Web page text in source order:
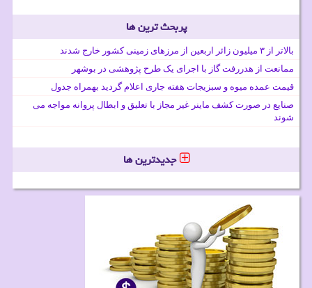
پربحث ترین ها
بالاتر از ۳ میلیون زائر اربعین از مرزهای زمینی کشور خارج شدند
ممانعت از هدررفت گاز با اجرای یک طرح پژوهشی در بوشهر
قیمت عمده میوه و سبزیجات هفته جاری اعلام گردید بهمراه جدول
صنایع در صورت کشف ماینر غیر مجاز با تعلیق و ابطال پروانه مواجه می
شوند
جدیدترین ها